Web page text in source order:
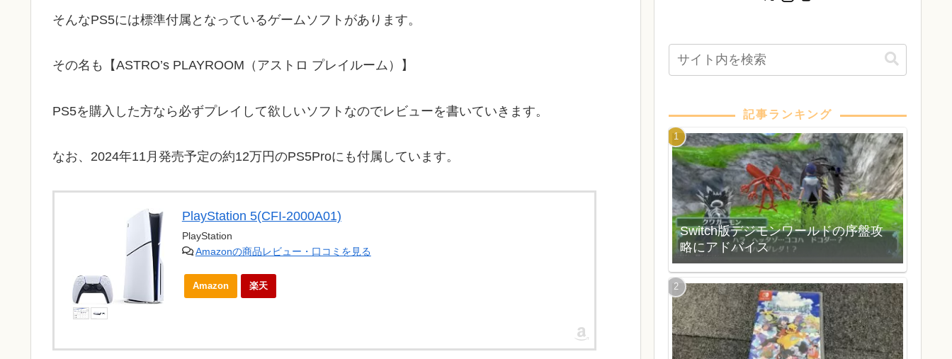
そんなPS5には標準付属となっているゲームソフトがあります。
その名も【ASTRO’s PLAYROOM（アストロ プレイルーム）】
PS5を購入した方なら必ずプレイして欲しいソフトなのでレビューを書いていきます。
なお、2024年11月発売予定の約12万円のPS5Proにも付属しています。
PlayStation 5(CFI-2000A01)
PlayStation
Amazonの商品レビュー・口コミを見る
Amazon 楽天
記事ランキング
Switch版デジモンワールドの序盤攻
略にアドバイス